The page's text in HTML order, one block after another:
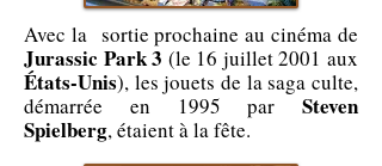
Avec la sortie prochaine au cinéma de
Jurassic Park 3 (le 16 juillet 2001 aux
États-Unis), les jouets de la saga culte,
démarrée en 1995 par Steven
Spielberg, étaient à la fête.